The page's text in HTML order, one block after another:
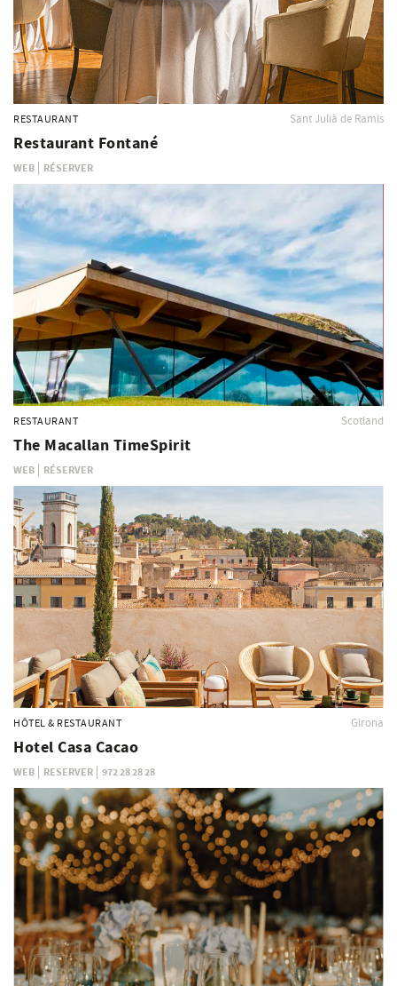
RESTAURANT
Restaurant Fontané
WEB RÉSERVER
Sant Julià de Ramis
RESTAURANT
The Macallan TimeSpirit
WEB RÉSERVER
Scotland
HÔTEL & RESTAURANT
Hotel Casa Cacao
WEB RESERVER 972 28 28 28
Girona